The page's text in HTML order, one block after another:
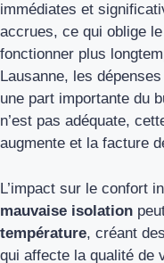
immédiates et
accrues, ce qui oblige
fonctionner plus
Lausanne, les
une part importante du
n’est pas adéquate,
augmente et la facture
L’impact sur le confort
mauvaise isolation
température, créant
qui affecte la qualité de